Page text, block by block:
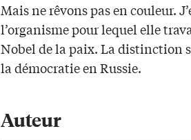
Mais ne rêvons pas en couleur.
l’organisme pour lequel elle
Nobel de la paix. La distinction
la démocratie en Russie.
Auteur